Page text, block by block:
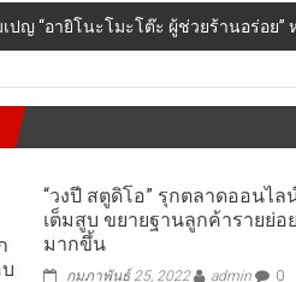
ปญ “อายิโนะโมะโต๊ะ ผู้ช่วยร้านอร่อย
“วงปี สตูดิโอ” รุกตลาดออนไล
เต็มสูบ ขยายฐานลูกค้ารายย่อย
มากขึ้น
กุมภาพันธ์ 25, 2022 admin 0